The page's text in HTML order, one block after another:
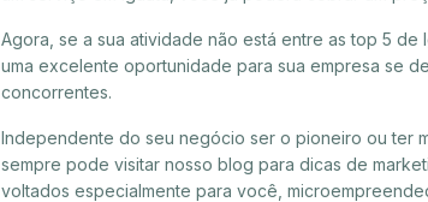
Agora, se a sua atividade não está entre as top 5
uma excelente oportunidade para sua empresa se
concorrentes.
Independente do seu negócio ser o pioneiro ou ter
sempre pode visitar nosso blog para dicas de
voltados especialmente para você,